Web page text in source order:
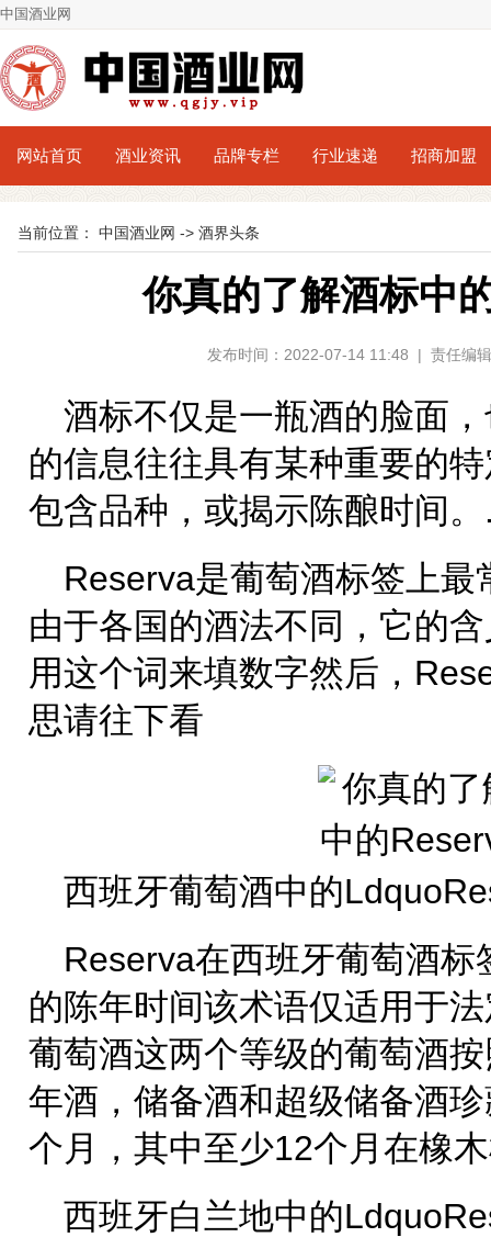
中国酒业网
网站首页 酒业资讯 品牌专栏 行业速递 招商加盟
当前位置： 中国酒业网 -> 酒界头条
你真的了解酒标中
发布时间：2022-07-14 11:48 | 责任
酒标不仅是一瓶酒的脸面
的信息往往具有某种重要的
包含品种，或揭示陈酿时间
Reserva是葡萄酒标签上
由于各国的酒法不同，它的
用这个词来填数字然后，
思请往下看
西班牙葡萄酒中的
Reserva在西班牙葡萄酒
的陈年时间该术语仅适用于
葡萄酒这两个等级的葡萄酒
年酒，储备酒和超级储备酒
个月，其中至少12个月在橡
西班牙白兰地中的